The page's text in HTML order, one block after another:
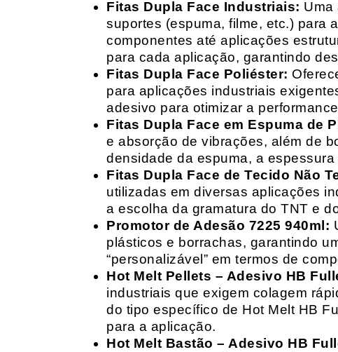
Fitas Dupla Face Industriais: Uma
suportes (espuma, filme, etc.) para
componentes até aplicações
para cada aplicação, garantindo
Fitas Dupla Face Poliéster:
para aplicações industriais
adesivo para otimizar a
Fitas Dupla Face em Espuma de
e absorção de vibrações, além de
densidade da espuma, a
Fitas Dupla Face de Tecido Não
utilizadas em diversas aplicações
a escolha da gramatura do TNT e
Promotor de Adesão 7225 940ml:
plásticos e borrachas, garantindo
“personalizável” em termos de
Hot Melt Pellets – Adesivo HB
industriais que exigem colagem
do tipo específico de Hot Melt HB
para a aplicação.
Hot Melt Bastão – Adesivo HB